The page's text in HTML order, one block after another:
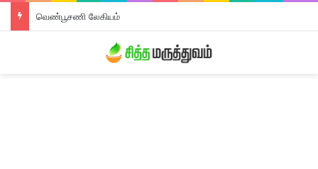
வெண்பூசணி லேகியம்